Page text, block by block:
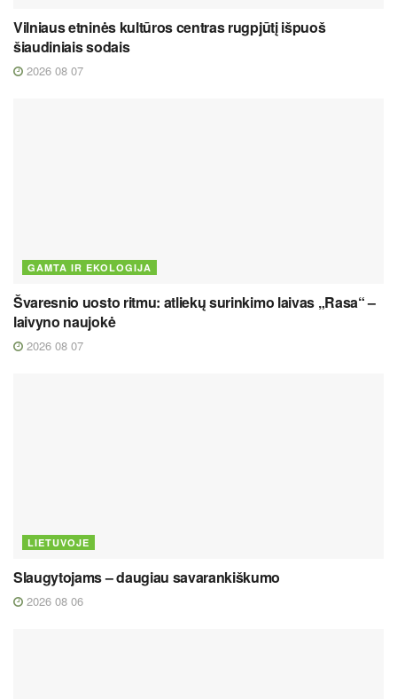
Vilniaus etninės kultūros centras rugpjūtį išpuoš
šiaudiniais sodais
2026 08 07
GAMTA IR EKOLOGIJA
Švaresnio uosto ritmu: atliekų surinkimo laivas „Rasa“ –
laivyno naujokė
2026 08 07
LIETUVOJE
Slaugytojams – daugiau savarankiškumo
2026 08 06